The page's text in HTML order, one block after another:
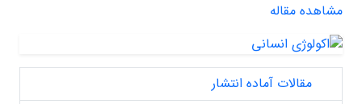
مشاهده مقاله
مقالات آماده انتشار